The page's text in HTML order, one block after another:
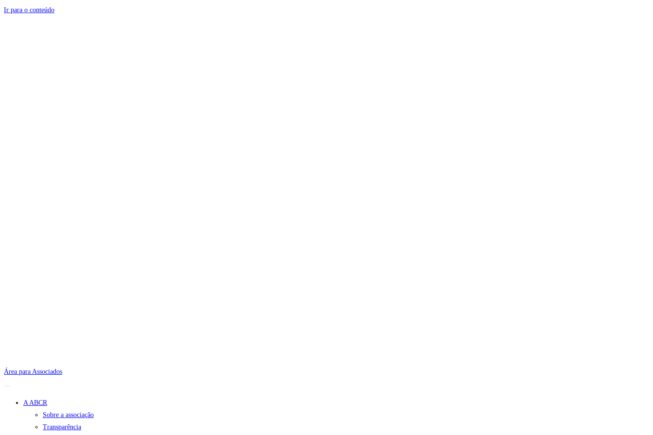
Ir para o conteúdo
Área para Associados
A ABCR
Sobre a associação
Transparência